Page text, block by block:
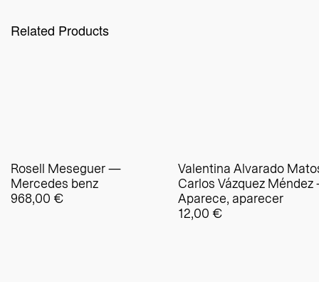
Related Products
Rosell Meseguer —
Mercedes benz
968,00 €
Valentina Alvarado
Carlos Vázquez
Aparece, aparecer
12,00 €